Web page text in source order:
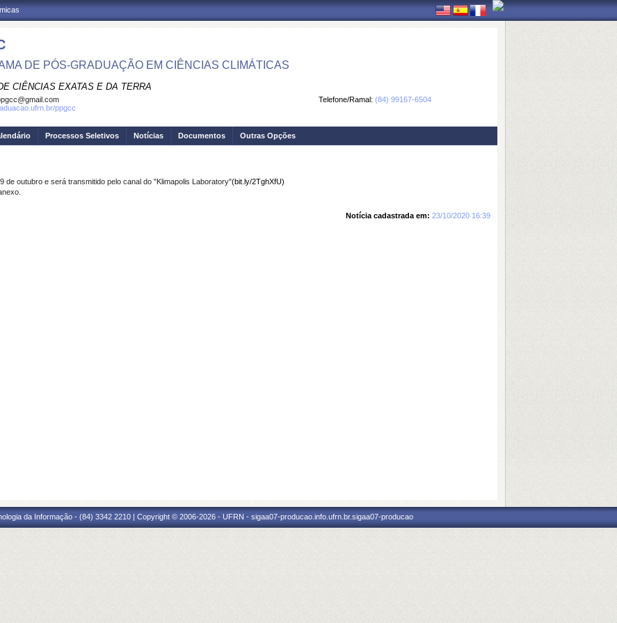
DE PÓS-GRADUAÇÃO EM CIÊNCIAS CLIMÁTICAS
CIÊNCIAS EXATAS E DA TERRA
Telefone/Ramal: (84) 99167-6504
ppgcc
Processos Seletivos Notícias Documentos Outras Opções
outubro e será transmitido pelo canal do "Klimapolis Laboratory"(bit.ly/2TghXfU)
Notícia cadastrada em: 23/10/2020 16:39
da Informação - (84) 3342 2210 | Copyright © 2006-2026 - UFRN - sigaa07-producao.info.ufrn.br.sigaa07-producao